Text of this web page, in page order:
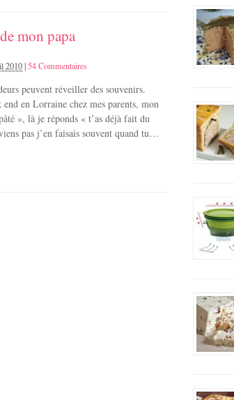
mon papa
2010| 54 Commentaires
peuvent réveiller des souvenirs.
en Lorraine chez mes parents, mon
», là je réponds « t’as déjà fait du
pas j’en faisais souvent quand tu…